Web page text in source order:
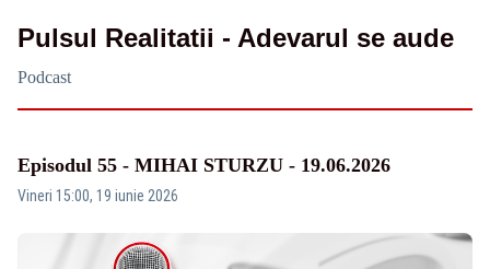
Pulsul Realitatii - Adevarul se aude
Podcast
Episodul 55 - MIHAI STURZU - 19.06.2026
Vineri 15:00, 19 iunie 2026